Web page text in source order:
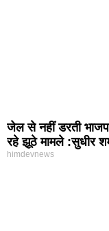
जेल से नहीं डरती
रहे झूठे मामले :सुधीर
himdevnews